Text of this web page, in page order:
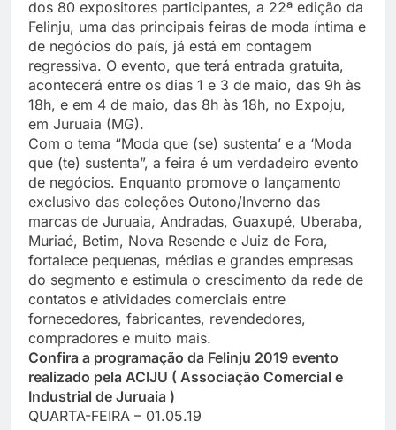
dos 80 expositores participantes, a 22ª edição da
Felinju, uma das principais feiras de moda íntima e
de negócios do país, já está em contagem
regressiva. O evento, que terá entrada gratuita,
acontecerá entre os dias 1 e 3 de maio, das 9h às
18h, e em 4 de maio, das 8h às 18h, no Expoju,
em Juruaia (MG).
Com o tema “Moda que (se) sustenta’ e a ‘Moda
que (te) sustenta”, a feira é um verdadeiro evento
de negócios. Enquanto promove o lançamento
exclusivo das coleções Outono/Inverno das
marcas de Juruaia, Andradas, Guaxupé, Uberaba,
Muriaé, Betim, Nova Resende e Juiz de Fora,
fortalece pequenas, médias e grandes empresas
do segmento e estimula o crescimento da rede de
contatos e atividades comerciais entre
fornecedores, fabricantes, revendedores,
compradores e muito mais.
Confira a programação da Felinju 2019 evento
realizado pela ACIJU ( Associação Comercial e
Industrial de Juruaia )
QUARTA-FEIRA – 01.05.19